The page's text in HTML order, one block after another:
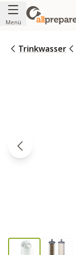
Zum Inhalt springen
Menü
Trinkwasser